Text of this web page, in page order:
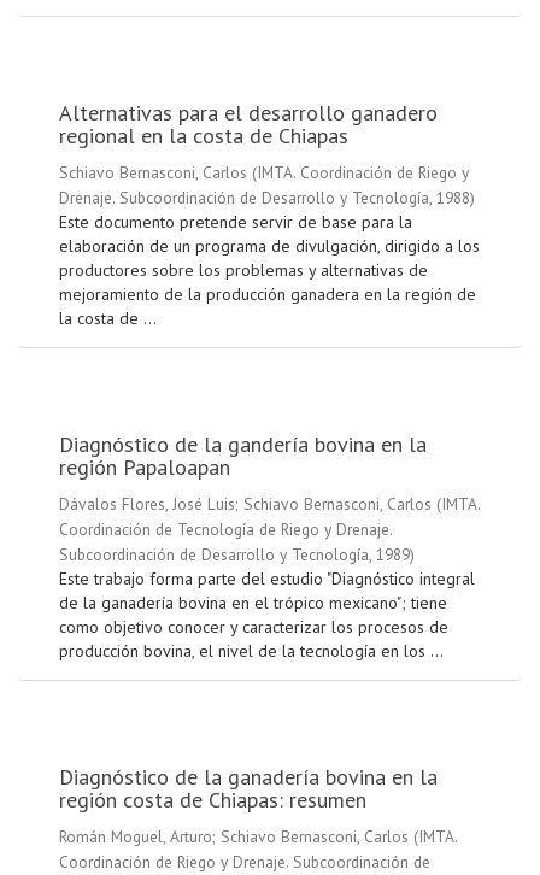
Alternativas para el desarrollo ganadero
regional en la costa de Chiapas
Schiavo Bernasconi, Carlos (IMTA. Coordinación de Riego y
Drenaje. Subcoordinación de Desarrollo y Tecnología, 1988)
Este documento pretende servir de base para la
elaboración de un programa de divulgación, dirigido a los
productores sobre los problemas y alternativas de
mejoramiento de la producción ganadera en la región de
la costa de ...
Diagnóstico de la gandería bovina en la
región Papaloapan
Dávalos Flores, José Luis; Schiavo Bernasconi, Carlos (IMTA.
Coordinación de Tecnología de Riego y Drenaje.
Subcoordinación de Desarrollo y Tecnología, 1989)
Este trabajo forma parte del estudio "Diagnóstico integral
de la ganadería bovina en el trópico mexicano"; tiene
como objetivo conocer y caracterizar los procesos de
producción bovina, el nivel de la tecnología en los ...
Diagnóstico de la ganadería bovina en la
región costa de Chiapas: resumen
Román Moguel, Arturo; Schiavo Bernasconi, Carlos (IMTA.
Coordinación de Riego y Drenaje. Subcoordinación de